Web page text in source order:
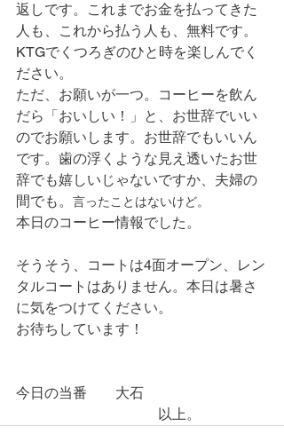
返しです。これまでお金を払ってきた
人も、これから払う人も、無料です。
KTGでくつろぎのひと時を楽しんでく
ださい。
ただ、お願いが一つ。コーヒーを飲ん
だら「おいしい！」と、お世辞でいい
のでお願いします。お世辞でもいいん
です。歯の浮くような見え透いたお世
辞でも嬉しいじゃないですか、夫婦の
間でも。 言ったことはないけど。
本日のコーヒー情報でした。
そうそう、コートは4面オープン、レン
タルコートはありません。本日は暑さ
に気をつけてください。
お待ちしています！
今日の当番　　大石
以上。